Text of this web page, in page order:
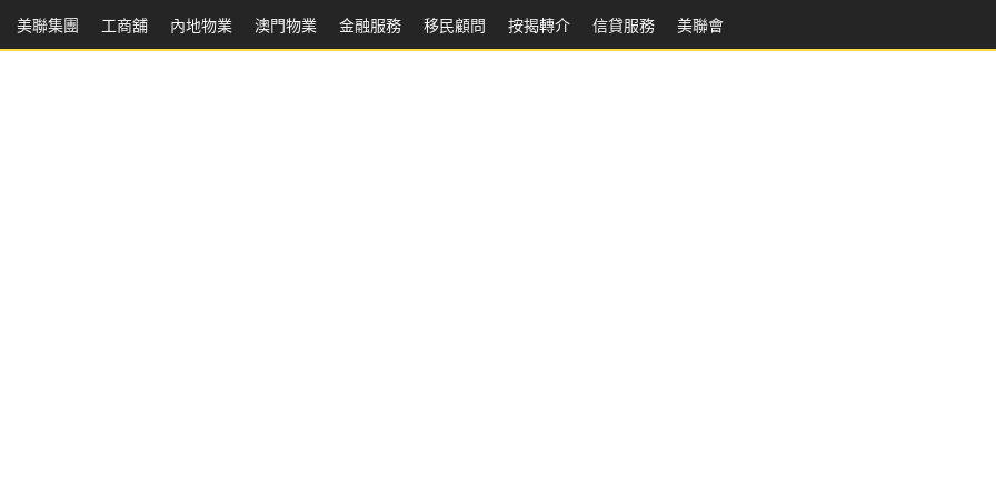
美聯集團 工商舖 內地物業 澳門物業 金融服務 移民顧問 按揭轉介 信貸服務 美聯會